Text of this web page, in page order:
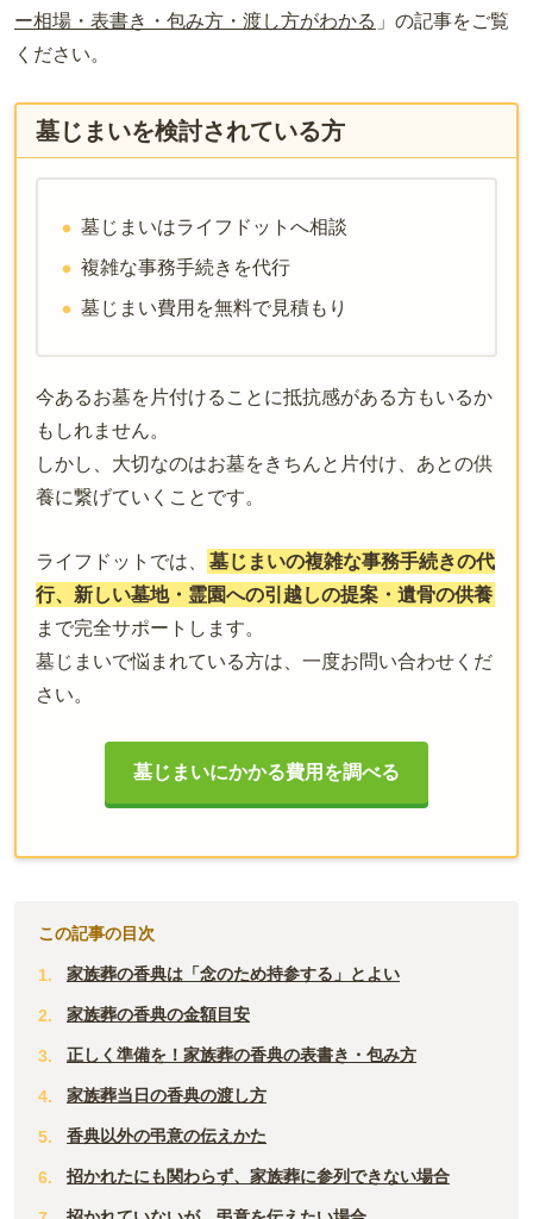
ー相場・表書き・包み方・渡し方がわかる 」の記事をご覧
ください。
墓じまいを検討されている方
墓じまいはライフドットへ相談
複雑な事務手続きを代行
墓じまい費用を無料で見積もり
今あるお墓を片付けることに抵抗感がある方もいるか
もしれません。
しかし、大切なのはお墓をきちんと片付け、あとの供
養に繋げていくことです。
ライフドットでは、
墓じまいの複雑な事務手続きの代
行、新しい墓地・霊園への引越しの提案・遺骨の供養
まで完全サポートします。
墓じまいで悩まれている方は、一度お問い合わせくだ
さい。
墓じまいにかかる費用を調べる
この記事の目次
家族葬の香典は「念のため持参する」とよい
家族葬の香典の金額目安
正しく準備を！家族葬の香典の表書き・包み方
家族葬当日の香典の渡し方
香典以外の弔意の伝えかた
招かれたにも関わらず、家族葬に参列できない場合